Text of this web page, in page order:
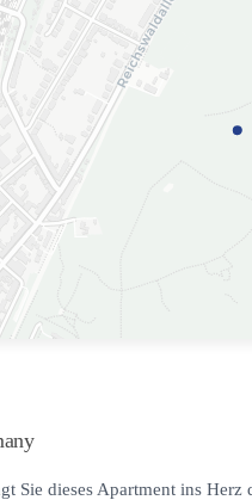
Sie dieses Apartment ins